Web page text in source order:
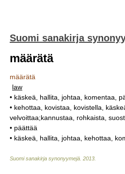
Suomi sanakirja
määrätä
määrätä
law
• käskeä, hallita, johtaa, komentaa,
• kehottaa, kovistaa, kovistella,
velvoittaa;kannustaa, rohkaista,
• päättää
• käskeä, hallita, johtaa, kehottaa,
Suomi sanakirja synonyymejä 2013